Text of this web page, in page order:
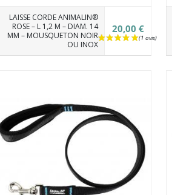
LAISSE CORDE ANIMALIN®
ROSE – L 1,2 M – DIAM. 14
MM – MOUSQUETON NOIR
OU INOX
20,00 €